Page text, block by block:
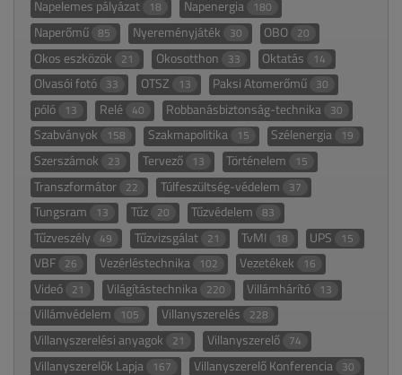
Napelemes pályázat 18 Napenergia 180
Naperőmű 85 Nyereményjáték 30 OBO 20
Okos eszközök 21 Okosotthon 33 Oktatás 14
Olvasói fotó 33 OTSZ 13 Paksi Atomerőmű 30
póló 13 Relé 40 Robbanásbiztonság-technika 30
Szabványok 158 Szakmapolitika 15 Szélenergia 19
Szerszámok 23 Tervező 13 Történelem 15
Transzformátor 22 Túlfeszültség-védelem 37
Tungsram 13 Tűz 20 Tűzvédelem 83
Tűzveszély 49 Tűzvizsgálat 21 TvMI 18 UPS 15
VBF 26 Vezérléstechnika 102 Vezetékek 16
Videó 21 Világítástechnika 220 Villámhárító 13
Villámvédelem 105 Villanyszerelés 228
Villanyszerelési anyagok 21 Villanyszerelő 74
Villanyszerelők Lapja 167 Villanyszerelő Konferencia 30